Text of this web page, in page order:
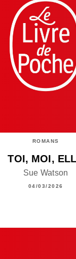
ROMANS
TOI, MOI,
Sue Watson
04/03/2026